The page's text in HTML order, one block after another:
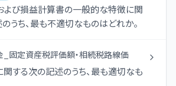
よび損益計算書の一般的な特徴に関
うち、最も不適切なものはどれか。
_固定資産税評価額・相続税路線価
する次の記述のうち、最も適切なも